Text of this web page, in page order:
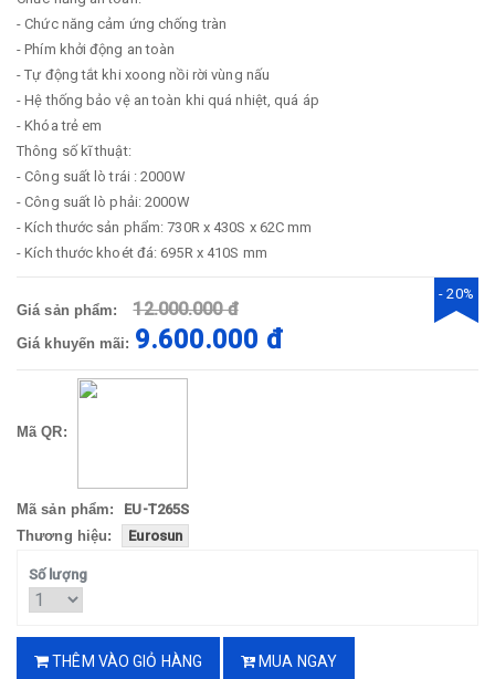
- Chức năng cảm ứng chống tràn
- Phím khởi động an toàn
- Tự động tắt khi xoong nồi rời vùng nấu
- Hệ thống bảo vệ an toàn khi quá nhiệt, quá áp
- Khóa trẻ em
Thông số kĩ thuật:
- Công suất lò trái : 2000W
- Công suất lò phải: 2000W
- Kích thước sản phẩm: 730R x 430S x 62C mm
- Kích thước khoét đá: 695R x 410S mm
Giá sản phẩm: 12.000.000 đ
Giá khuyến mãi: 9.600.000 đ
- 20%
Mã QR:
Mã sản phẩm:
EU-T265S
Thương hiệu:
Eurosun
Số lượng
THÊM VÀO GIỎ HÀNG MUA NGAY